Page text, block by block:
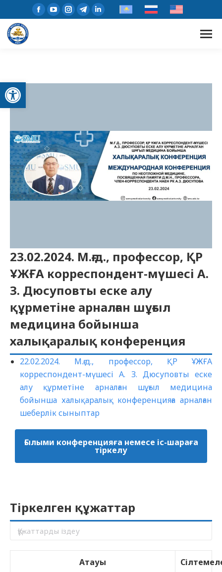
Open toolbar
23.02.2024. М.ғ.д., профессор, ҚР
ҰЖҒА корреспондент-мүшесі А.
З. Дюсуповты еске алу
құрметіне арналған шұғыл
медицина бойынша
халықаралық конференция
22.02.2024. М.ғ.д., профессор, ҚР ҰЖҒА
корреспондент-мүшесі А. З. Дюсуповты еске
алу құрметіне арналған шұғыл медицина
бойынша халықаралық конференцияға арналған
шеберлік сыныптар
Ғылыми конференцияға немесе іс-шараға
тіркелу
Тіркелген құжаттар
Атауы